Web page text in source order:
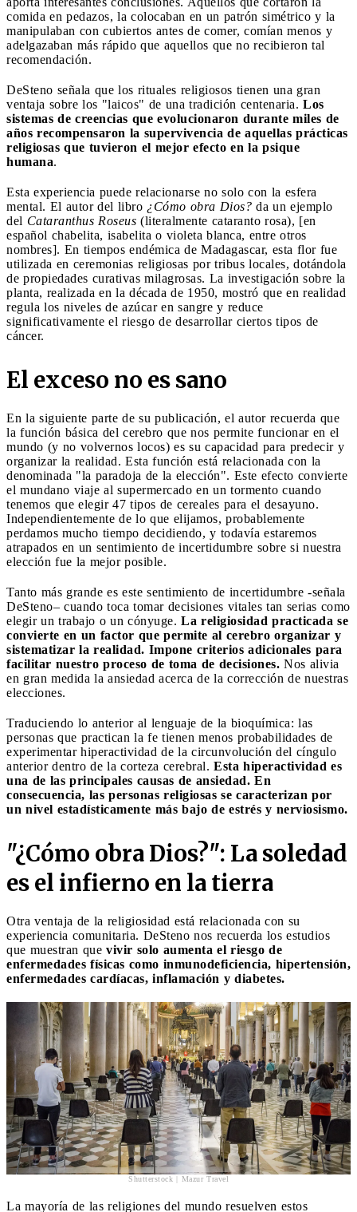
comida en pedazos, la colocaban en un patrón simétrico y la
manipulaban con cubiertos antes de comer, comían menos y
adelgazaban más rápido que aquellos que no recibieron tal
recomendación.
DeSteno señala que los rituales religiosos tienen una gran
ventaja sobre los "laicos" de una tradición centenaria. Los
sistemas de creencias que evolucionaron durante miles de
años recompensaron la supervivencia de aquellas prácticas
religiosas que tuvieron el mejor efecto en la psique
humana.
Esta experiencia puede relacionarse no solo con la esfera
mental. El autor del libro ¿Cómo obra Dios? da un ejemplo
del Cataranthus Roseus (literalmente cataranto rosa), [en
español chabelita, isabelita o violeta blanca, entre otros
nombres]. En tiempos endémica de Madagascar, esta flor fue
utilizada en ceremonias religiosas por tribus locales, dotándola
de propiedades curativas milagrosas. La investigación sobre la
planta, realizada en la década de 1950, mostró que en realidad
regula los niveles de azúcar en sangre y reduce
significativamente el riesgo de desarrollar ciertos tipos de
cáncer.
El exceso no es sano
En la siguiente parte de su publicación, el autor recuerda que
la función básica del cerebro que nos permite funcionar en el
mundo (y no volvernos locos) es su capacidad para predecir y
organizar la realidad. Esta función está relacionada con la
denominada "la paradoja de la elección". Este efecto convierte
el mundano viaje al supermercado en un tormento cuando
tenemos que elegir 47 tipos de cereales para el desayuno.
Independientemente de lo que elijamos, probablemente
perdamos mucho tiempo decidiendo, y todavía estaremos
atrapados en un sentimiento de incertidumbre sobre si nuestra
elección fue la mejor posible.
Tanto más grande es este sentimiento de incertidumbre -señala
DeSteno– cuando toca tomar decisiones vitales tan serias como
elegir un trabajo o un cónyuge. La religiosidad practicada se
convierte en un factor que permite al cerebro organizar y
sistematizar la realidad. Impone criterios adicionales para
facilitar nuestro proceso de toma de decisiones. Nos alivia
en gran medida la ansiedad acerca de la corrección de nuestras
elecciones.
Traduciendo lo anterior al lenguaje de la bioquímica: las
personas que practican la fe tienen menos probabilidades de
experimentar hiperactividad de la circunvolución del cíngulo
anterior dentro de la corteza cerebral. Esta hiperactividad es
una de las principales causas de ansiedad. En
consecuencia, las personas religiosas se caracterizan por
un nivel estadísticamente más bajo de estrés y nerviosismo.
"¿Cómo obra Dios?": La soledad
es el infierno en la tierra
Otra ventaja de la religiosidad está relacionada con su
experiencia comunitaria. DeSteno nos recuerda los estudios
que muestran que vivir solo aumenta el riesgo de
enfermedades físicas como inmunodeficiencia, hipertensión,
enfermedades cardíacas, inflamación y diabetes.
Shutterstock | Mazur Travel
La mayoría de las religiones del mundo resuelven estos